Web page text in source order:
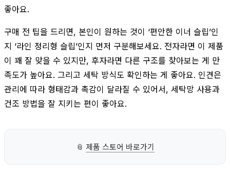
좋아요.
구매 전 팁을 드리면, 본인이 원하는 것이 ‘편안한 이너 슬립’인
지 ‘라인 정리형 슬립’인지 먼저 구분해보세요. 전자라면 이 제품
이 꽤 잘 맞을 수 있지만, 후자라면 다른 구조를 찾아보는 게 만
족도가 높아요. 그리고 세탁 방식도 확인하는 게 좋아요. 인견은
관리에 따라 형태감과 촉감이 달라질 수 있어서, 세탁망 사용과
건조 방법을 잘 지키는 편이 좋아요.
📎 제품 스토어 바로가기